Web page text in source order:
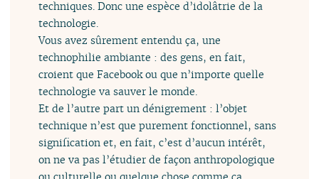
techniques. Donc une espèce d’idolâtrie de la
technologie.
Vous avez sûrement entendu ça, une
technophilie ambiante : des gens, en fait,
croient que Facebook ou que n’importe quelle
technologie va sauver le monde.
Et de l’autre part un dénigrement : l’objet
technique n’est que purement fonctionnel, sans
signification et, en fait, c’est d’aucun intérêt,
on ne va pas l’étudier de façon anthropologique